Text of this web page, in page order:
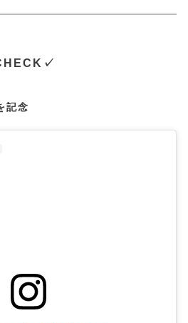
記念